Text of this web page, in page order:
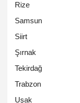
Rize
Samsun
Siirt
Şırnak
Tekirdağ
Trabzon
Uşak